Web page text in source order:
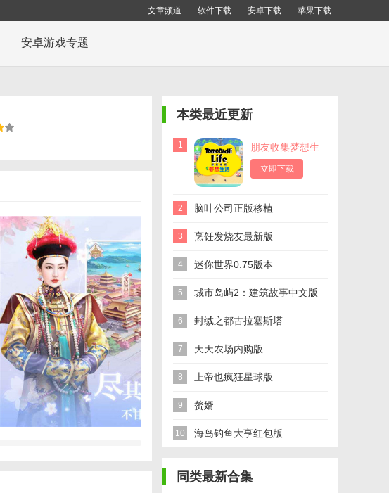
文章频道 软件下载 安卓下载 苹果下载
安卓游戏专题
本类最近更新
1
朋友收集梦想生
活
立即下载
2 脑叶公司正版移植
3 烹饪发烧友最新版
4 迷你世界0.75版本
5 城市岛屿2：建筑故事中文版
6 封缄之都古拉塞斯塔
7 天天农场内购版
8 上帝也疯狂星球版
9 赘婿
10 海岛钓鱼大亨红包版
同类最新合集